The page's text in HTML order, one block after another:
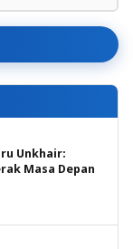
Unkhair:
Masa Depan